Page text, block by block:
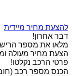
להצעת מחיר מיידית
דבר אחרון!
מלאו את מספר
הצעת מחיר מעולה
פרטי הרכב נקלטו!
הכנס מספר רכב